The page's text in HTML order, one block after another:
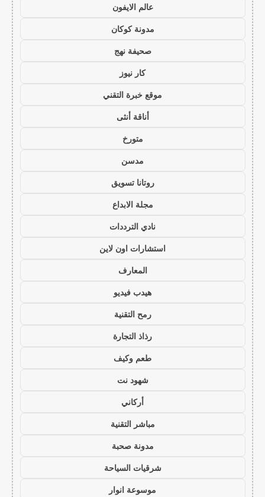
عالم الايفون
مدونة كوكان
صحيفة نهج
كار نيوز
موقع خبرة التقني
أناقة أنثى
متورخ
مدسن
روتانا تسويق
مجلة الابداع
نادي الترددات
استشارات اون لاين
المعارف
هيدب فيديو
رمح التقنية
رذاذ التجارة
طعم وكيف
شهود نت
أركاني
مباشر التقنية
مدونة صحبة
شرقيات السياحة
موسوعة انوار